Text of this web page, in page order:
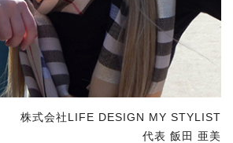
株式会社LIFE DESIGN MY STYLIST
代表 飯田 亜美